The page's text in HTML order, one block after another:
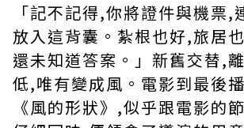
「記不記得,你將證件與機票,
放入這背囊。紮根也好,旅居
還未知道答案。」新舊交替,
低,唯有變成風。電影到最後
《風的形狀》,似乎跟電影的